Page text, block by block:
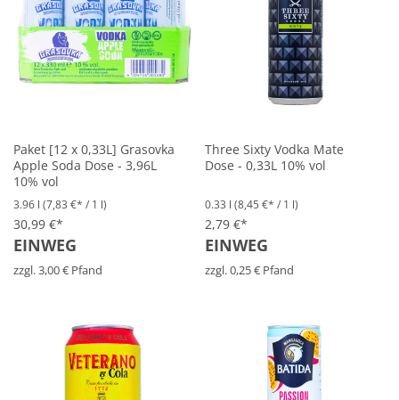
Paket [12 x 0,33L] Grasovka
Apple Soda Dose - 3,96L
10% vol
3.96 l (7,83 €* / 1 l)
30,99 €*
EINWEG
zzgl. 3,00 € Pfand
Three Sixty Vodka Mate
Dose - 0,33L 10% vol
0.33 l (8,45 €* / 1 l)
2,79 €*
EINWEG
zzgl. 0,25 € Pfand